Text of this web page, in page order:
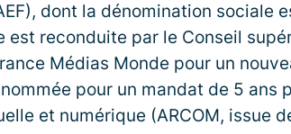
dont la dénomination sociale
est reconduite par le Conseil
Médias Monde pour un
pour un mandat de 5 ans
et numérique (ARCOM, issue